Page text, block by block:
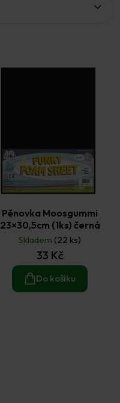
Pěnovka Moosgummi
23×30,5cm (1ks) černá
Skladem (22 ks)
33 Kč
Do košíku